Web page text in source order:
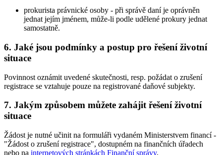
prokurista právnické osoby - při správě daní je oprávněn
jednat jejím jménem, může-li podle udělené prokury jednat
samostatně.
6. Jaké jsou podmínky a postup pro řešení životní
situace
Povinnost oznámit uvedené skutečnosti, resp. požádat o zrušení
registrace se vztahuje pouze na registrované daňové subjekty.
7. Jakým způsobem můžete zahájit řešení životní
situace
Žádost je nutné učinit na formuláři vydaném Ministerstvem financí -
"Žádost o zrušení registrace", dostupném na finančních úřadech
nebo na internetových stránkách Finanční správy.